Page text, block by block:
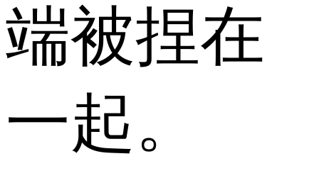
端被捏在
一起。